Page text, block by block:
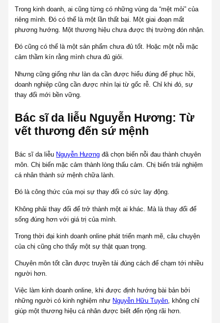
Trong kinh doanh, ai cũng từng có những vùng da “mệt mỏi” của
riêng mình. Đó có thể là một lần thất bại. Một giai đoạn mất
phương hướng. Một thương hiệu chưa được thị trường đón nhận.
Đó cũng có thể là một sản phẩm chưa đủ tốt. Hoặc một nỗi mặc
cảm thầm kín rằng mình chưa đủ giỏi.
Nhưng cũng giống như làn da cần được hiểu đúng để phục hồi,
doanh nghiệp cũng cần được nhìn lại từ gốc rễ. Chỉ khi đó, sự
thay đổi mới bền vững.
Bác sĩ da liễu Nguyễn Hương: Từ
vết thương đến sứ mệnh
Bác sĩ da liễu Nguyễn Hương đã chọn biến nỗi đau thành chuyên
môn. Chị biến mặc cảm thành lòng thấu cảm. Chị biến trải nghiệm
cá nhân thành sứ mệnh chữa lành.
Đó là công thức của mọi sự thay đổi có sức lay động.
Không phải thay đổi để trở thành một ai khác. Mà là thay đổi để
sống đúng hơn với giá trị của mình.
Trong thời đại kinh doanh online phát triển mạnh mẽ, câu chuyện
của chị cũng cho thấy một sự thật quan trọng.
Chuyên môn tốt cần được truyền tải đúng cách để chạm tới nhiều
người hơn.
Việc làm kinh doanh online, khi được định hướng bài bản bởi
những người có kinh nghiệm như Nguyễn Hữu Tuyên, không chỉ
giúp một thương hiệu cá nhân được biết đến rộng rãi hơn.